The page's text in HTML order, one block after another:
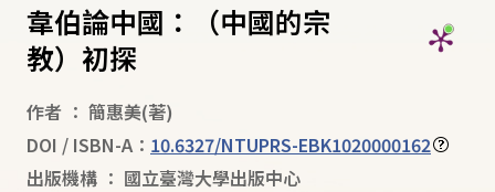
韋伯論中國：（中國的宗
教）初探
作者 ： 簡惠美(著)
DOI / ISBN-A： 10.6327/NTUPRS-EBK1020000162
出版機構 ： 國立臺灣大學出版中心